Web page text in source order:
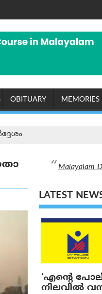
ജയശങ്കര്‍ പിള്ള
കാനഡ റീജിയൻ
OBITUARY MEMORIES
Malayalam
LATEST
‘എന്റെ
നിലവില്‍